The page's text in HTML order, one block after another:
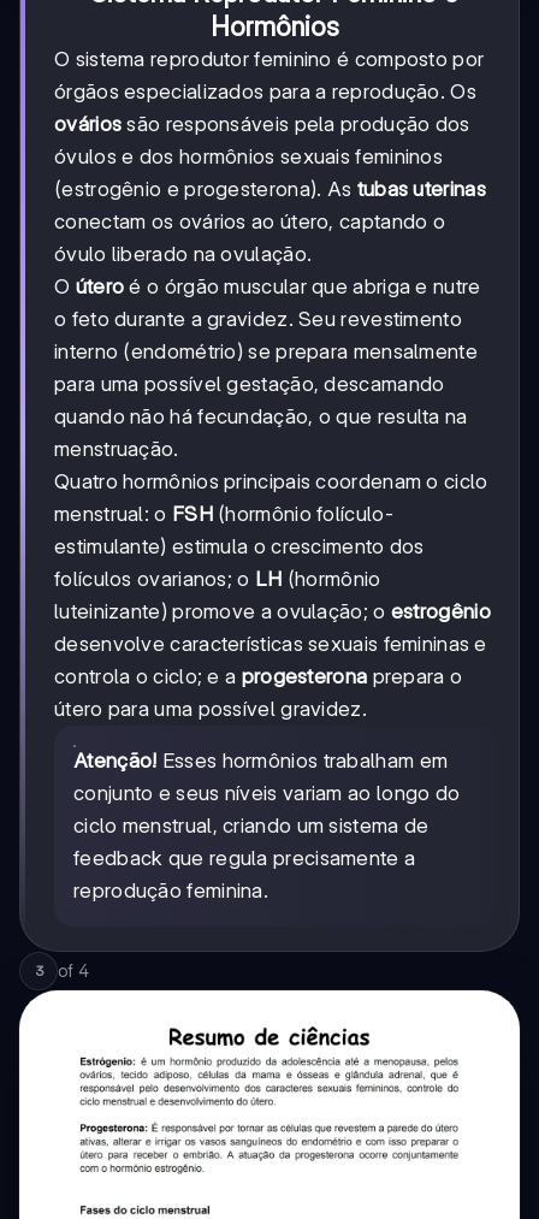
Hormônios
O sistema reprodutor feminino é composto por
órgãos especializados para a reprodução. Os
ovários são responsáveis pela produção dos
óvulos e dos hormônios sexuais femininos
(estrogênio e progesterona). As tubas uterinas
conectam os ovários ao útero, captando o
óvulo liberado na ovulação.
O útero é o órgão muscular que abriga e nutre
o feto durante a gravidez. Seu revestimento
interno (endométrio) se prepara mensalmente
para uma possível gestação, descamando
quando não há fecundação, o que resulta na
menstruação.
Quatro hormônios principais coordenam o ciclo
menstrual: o FSH(hormônio folículo-
estimulante) estimula o crescimento dos
folículos ovarianos; o LH (hormônio
luteinizante) promove a ovulação; o estrogênio
desenvolve características sexuais femininas e
controla o ciclo; e a progesterona prepara o
útero para uma possível gravidez.
Atenção! Esses hormônios trabalham em
conjunto e seus níveis variam ao longo do
ciclo menstrual, criando um sistema de
feedback que regula precisamente a
reprodução feminina.
3 of 4